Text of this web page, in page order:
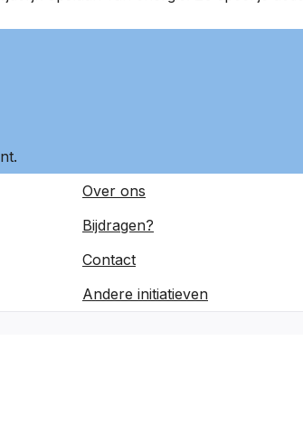
.
Over ons
Bijdragen?
Contact
Andere initiatieven